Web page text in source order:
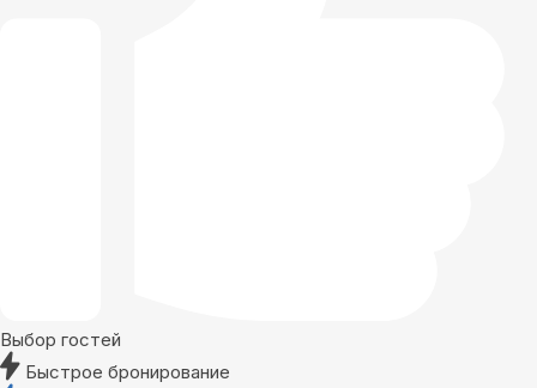
Выбор гостей
Быстрое бронирование